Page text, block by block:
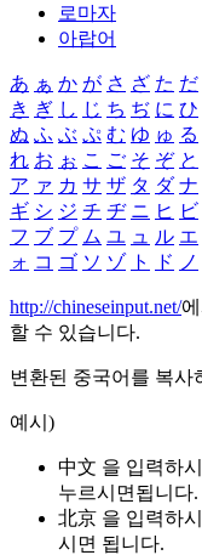
로마자
아랍어
あ ぁ か が さ ざ た だ
き ぎ し じ ち ぢ に ひ
ぬ ふ ぶ ぷ む ゆ ゅ る
れ お ぉ こ ご そ ぞ と
ア ァ カ サ ザ タ ダ ナ
ギ シ ジ チ ヂ ニ ヒ ビ
フ ブ プ ム ユ ュ ル エ
ォ コ ゴ ソ ゾ ト ド ノ
http://chineseinput.net/
할 수 있습니다.
변환된 중국어를 복사
예시)
中文 을 입력하
누르시면됩니다.
北京 을 입력하
시면 됩니다.